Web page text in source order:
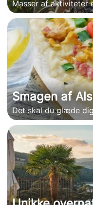
Masser af aktiviteter
Smagen af
Det skal du glæde